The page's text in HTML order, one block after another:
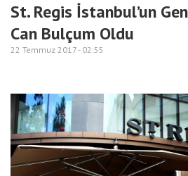
St. Regis İstanbul’un
Can Bulçum Oldu
22 Temmuz 2017 - 02:55